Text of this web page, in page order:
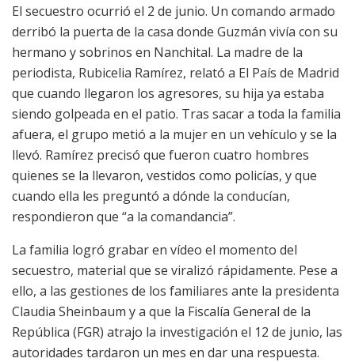
El secuestro ocurrió el 2 de junio. Un comando armado
derribó la puerta de la casa donde Guzmán vivía con su
hermano y sobrinos en Nanchital. La madre de la
periodista, Rubicelia Ramírez, relató a El País de Madrid
que cuando llegaron los agresores, su hija ya estaba
siendo golpeada en el patio. Tras sacar a toda la familia
afuera, el grupo metió a la mujer en un vehículo y se la
llevó. Ramírez precisó que fueron cuatro hombres
quienes se la llevaron, vestidos como policías, y que
cuando ella les preguntó a dónde la conducían,
respondieron que “a la comandancia”.
La familia logró grabar en vídeo el momento del
secuestro, material que se viralizó rápidamente. Pese a
ello, a las gestiones de los familiares ante la presidenta
Claudia Sheinbaum y a que la Fiscalía General de la
República (FGR) atrajo la investigación el 12 de junio, las
autoridades tardaron un mes en dar una respuesta.